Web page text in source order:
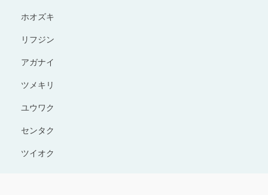
ホオズキ
リフジン
アガナイ
ツメキリ
ユウワク
センタク
ツイオク